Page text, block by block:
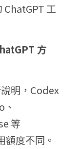
工
方
明，Codex
等
額度不同。